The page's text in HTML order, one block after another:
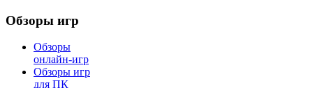
Обзоры игр
Обзоры
онлайн-игр
Обзоры игр
для ПК